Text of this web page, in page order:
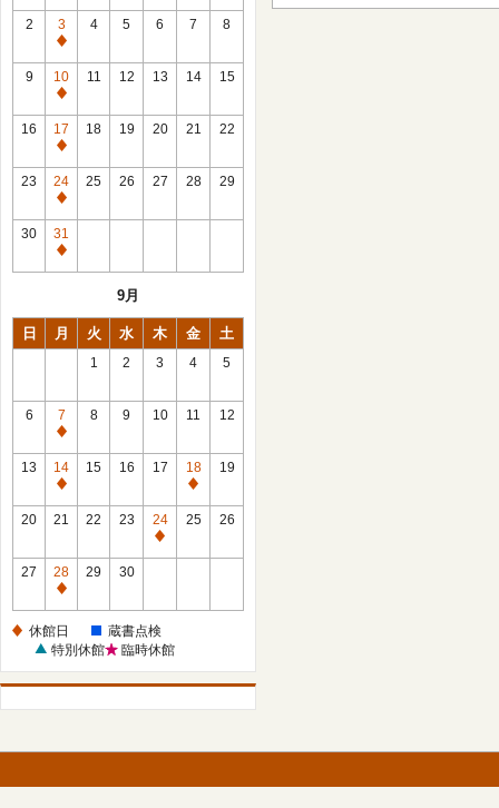
2
3
休
館
日
4 5 6 7 8
9
10
休
館
日
11 12 13 14 15
16
17
休
館
日
18 19 20 21 22
23
24
休
館
日
25 26 27 28 29
30
31
休
9月
日 月 火 水 木 金 土
1 2 3 4 5
6
7
休
館
日
8 9 10 11 12
13
14
休
館
15 16 17
18
休
館
19
20 21 22 23
24
休
25 26
27
28
休
日
29 30
休館日
蔵書点検
特別休館
臨時休館